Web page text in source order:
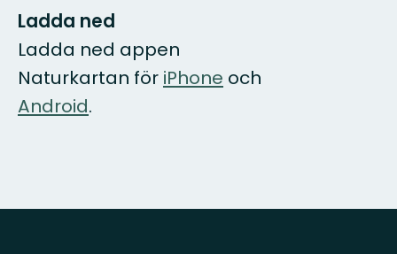
Ladda ned
Ladda ned appen
Naturkartan för iPhone och
Android.